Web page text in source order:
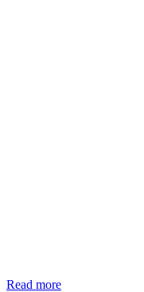
Read more